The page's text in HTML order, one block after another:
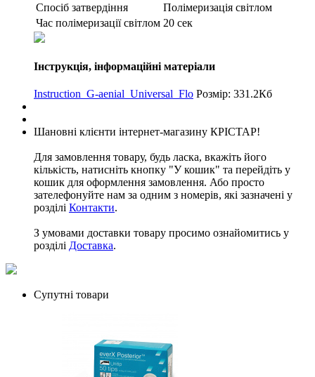
Спосіб затвердіння
Полімеризація світлом
Час полімеризації світлом 20 сек
Інструкція, інформаційні матеріали
Instruction_G-aenial_Universal_Flo Розмір: 331.2Кб
Шановні клієнти інтернет-магазину КРІСТАР!
Для замовлення товару, будь ласка, вкажіть його
кількість, натисніть кнопку "У кошик" та перейдіть у
кошик для оформлення замовлення. Або просто
зателефонуйте нам за одним з номерів, які зазначені у
розділі Контакти.
З умовами доставки товару просимо ознайомитись у
розділі Доставка.
Супутні товари